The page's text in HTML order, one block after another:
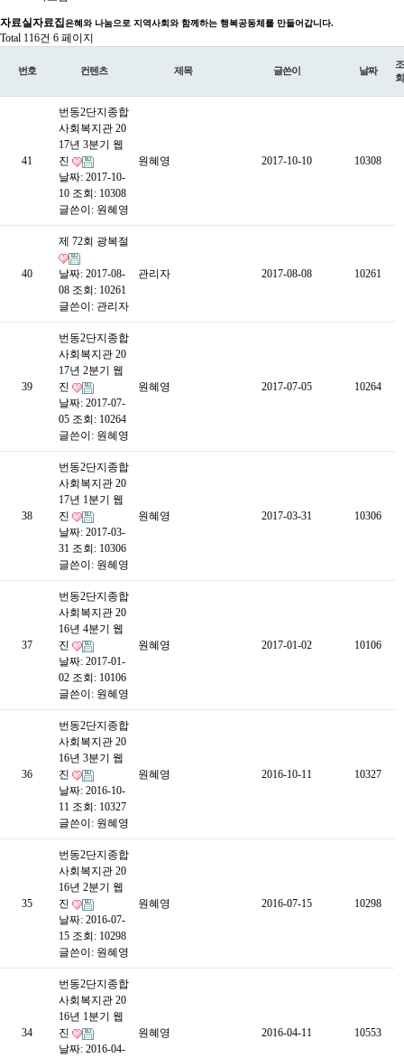
자료실자료집은혜와 나눔으로 지역사회와 함께하는 행복공동체를 만들어갑니다.
Total 116건 6 페이지
번호 컨텐츠 제목 글쓴이 날짜
조
회
41
번동2단지종합
사회복지관 20
17년 3분기 웹
진
날짜: 2017-10-
10 조회: 10308
글쓴이: 원혜영
원혜영 2017-10-10 10308
40
제 72회 광복절
날짜: 2017-08-
08 조회: 10261
글쓴이: 관리자
관리자 2017-08-08 10261
39
번동2단지종합
사회복지관 20
17년 2분기 웹
진
날짜: 2017-07-
05 조회: 10264
글쓴이: 원혜영
원혜영 2017-07-05 10264
38
번동2단지종합
사회복지관 20
17년 1분기 웹
진
날짜: 2017-03-
31 조회: 10306
글쓴이: 원혜영
원혜영 2017-03-31 10306
37
번동2단지종합
사회복지관 20
16년 4분기 웹
진
날짜: 2017-01-
02 조회: 10106
글쓴이: 원혜영
원혜영 2017-01-02 10106
36
번동2단지종합
사회복지관 20
16년 3분기 웹
진
날짜: 2016-10-
11 조회: 10327
글쓴이: 원혜영
원혜영 2016-10-11 10327
35
번동2단지종합
사회복지관 20
16년 2분기 웹
진
날짜: 2016-07-
15 조회: 10298
글쓴이: 원혜영
원혜영 2016-07-15 10298
34
번동2단지종합
사회복지관 20
16년 1분기 웹
진
날짜: 2016-04-
원혜영 2016-04-11 10553